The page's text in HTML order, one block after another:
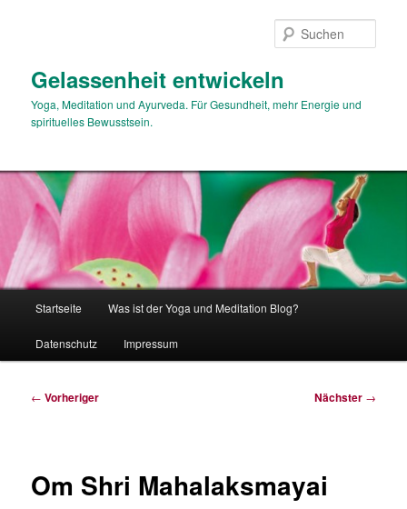
Gelassenheit entwickeln
Yoga, Meditation und Ayurveda. Für Gesundheit, mehr Energie und
spirituelles Bewusstsein.
Startseite Was ist der Yoga und Meditation Blog?
Datenschutz Impressum
Beitragsnavigation
← Vorheriger Nächster →
Om Shri Mahalaksmayai